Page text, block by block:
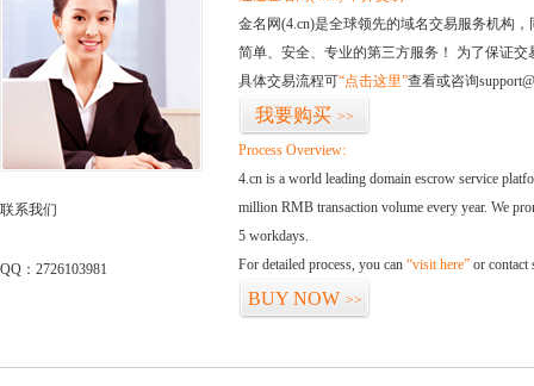
联系我们
QQ：2726103981
金名网(4.cn)是全球领先的域名交易服务机构
简单、安全、专业的第三方服务！ 为了保证
具体交易流程可“点击这里”查看或咨询
我要购买 >>
Process Overview:
4.cn is a world leading domain escrow service
million RMB transaction volume every year. We
5 workdays.
For detailed process, you can “visit here” or contact
BUY NOW >>